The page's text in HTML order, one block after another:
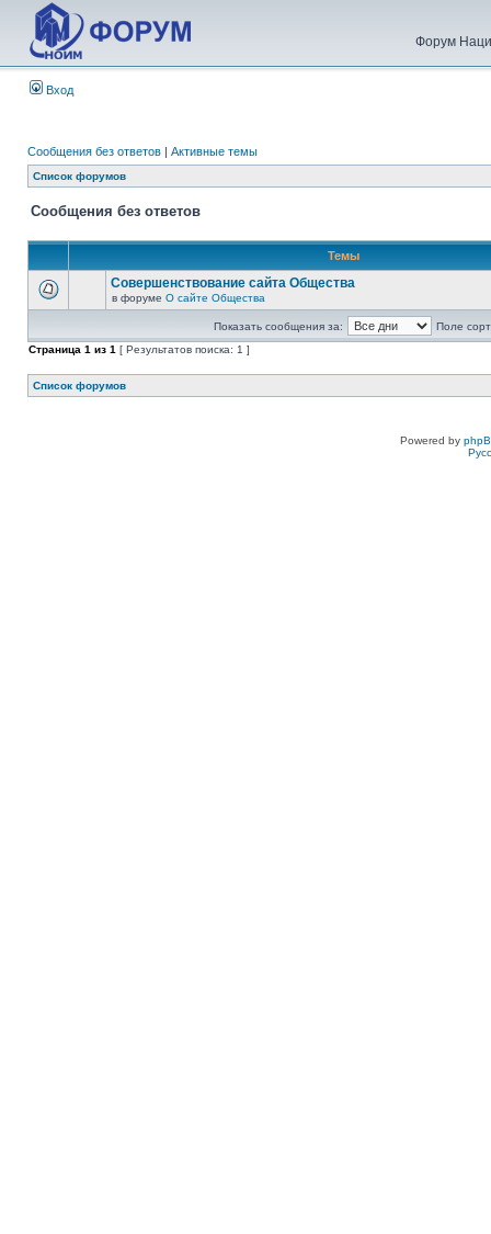
Форум
Вход
Сообщения без ответов | Активные темы
Список форумов
Сообщения без ответов
Темы
Совершенствование сайта Общества
в форуме О сайте Общества
Показать сообщения за:
Поле
Страница 1 из 1 [ Результатов поиска: 1 ]
Список форумов
Powered by